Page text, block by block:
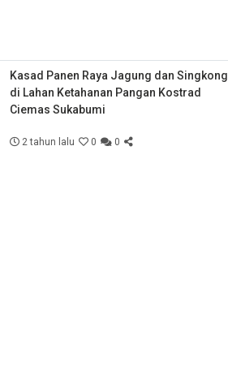
Kasad Panen Raya Jagung dan Singkong
di Lahan Ketahanan Pangan Kostrad
Ciemas Sukabumi
2 tahun lalu 0 0